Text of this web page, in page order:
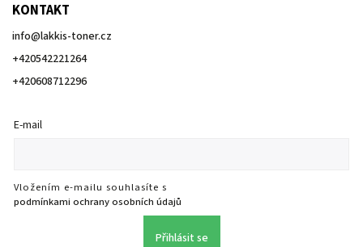
KONTAKT
info@lakkis-toner.cz
+420542221264
+420608712296
E-mail
Vložením e-mailu souhlasíte s
podmínkami ochrany osobních údajů
Přihlásit se